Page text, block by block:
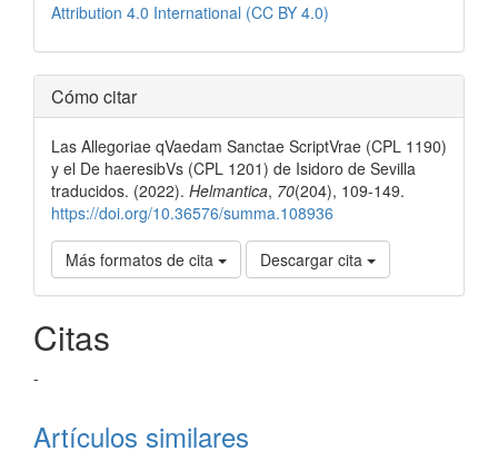
Attribution 4.0 International (CC BY 4.0)
Cómo citar
Las Allegoriae qVaedam Sanctae ScriptVrae (CPL 1190)
y el De haeresibVs (CPL 1201) de Isidoro de Sevilla
traducidos. (2022). Helmantica, 70(204), 109-149.
https://doi.org/10.36576/summa.108936
Más formatos de cita Descargar cita
Citas
-
Artículos similares